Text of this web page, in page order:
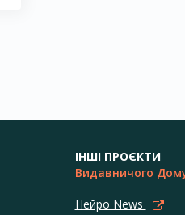
ІНШІ ПРОЄКТИ
Видавничого
Нейро News